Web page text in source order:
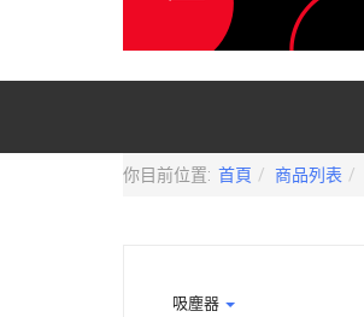
你目前位置: 首頁 商品列表
吸塵器